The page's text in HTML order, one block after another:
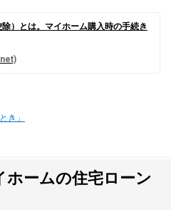
）とは。マイホーム購入時の手続き
き」
ームの住宅ローン